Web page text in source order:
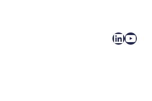
LinkedIn YouTube